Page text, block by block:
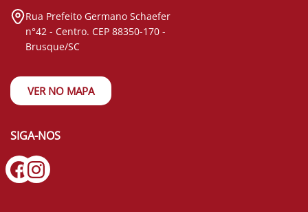
Rua Prefeito Germano Schaefer
n°42 - Centro. CEP 88350-170 -
Brusque/SC
VER NO MAPA
SIGA-NOS